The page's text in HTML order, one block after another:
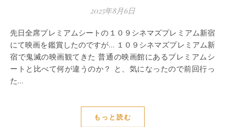
2025年8月6日
先日全席プレミアムシートの１０９シネマズプレミアム新宿
にて映画を鑑賞したのですが… １０９シネマズプレミアム新
宿で鬼滅の映画観てきた 普通の映画館にあるプレミアムシ
ートと比べて何が違うのか？ と、気になったので前回行っ
た…
もっと読む